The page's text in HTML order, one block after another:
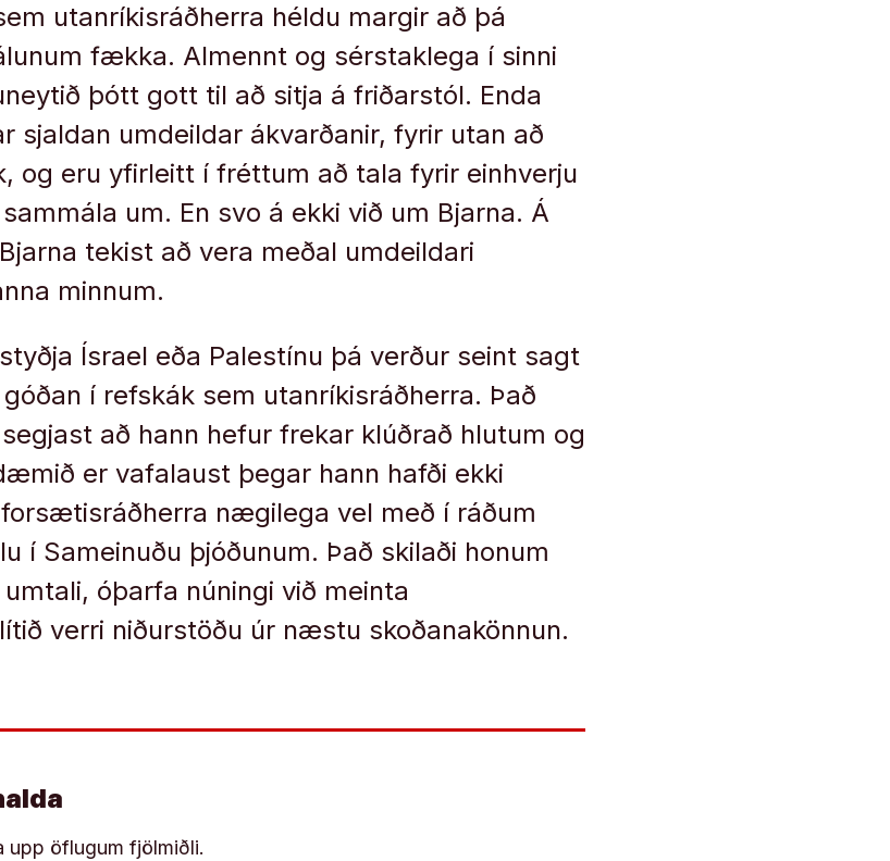
utanríkisráðherra héldu margir að þá
fækka. Almennt og sérstaklega í sinni
þótt gott til að sitja á friðarstól. Enda
sjaldan umdeildar ákvarðanir, fyrir utan að
og eru yfirleitt í fréttum að tala fyrir einhverju
um. En svo á ekki við um Bjarna. Á
tekist að vera meðal umdeildari
minnum.
Ísrael eða Palestínu þá verður seint sagt
í refskák sem utanríkisráðherra. Það
að hann hefur frekar klúðrað hlutum og
er vafalaust þegar hann hafði ekki
nægilega vel með í ráðum
í Sameinuðu þjóðunum. Það skilaði honum
óþarfa núningi við meinta
verri niðurstöðu úr næstu skoðanakönnun.
upp öflugum fjölmiðli.